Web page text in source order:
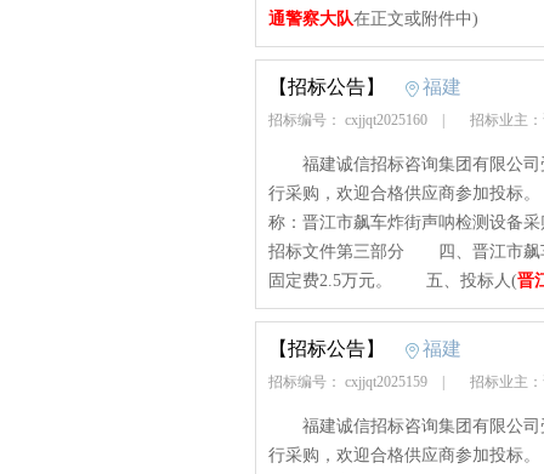
通警察大队在正文或附件中)
【招标公告】 福建
招标编号： cxjjqt2025160 招标业主
福建诚信招标咨询集团有限公司
行采购，欢迎合格供应商参加投
称：晋江市飙车炸街声呐检测设
招标文件第三部分 四、晋江市飙
固定费2.5万元。 五、投标人(晋
【招标公告】 福建
招标编号： cxjjqt2025159 招标业主
福建诚信招标咨询集团有限公司
行采购，欢迎合格供应商参加投